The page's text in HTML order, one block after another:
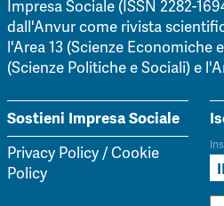
Impresa Sociale (ISSN 2282-
dall'Anvur come rivista
l'Area 13 (Scienze Economiche
(Scienze Politiche e Sociali) e
Sostieni Impresa Sociale
Privacy Policy/Cookie
Policy